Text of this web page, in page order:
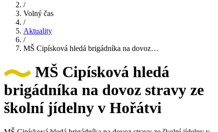
/
Volný čas
/
Aktuality
/
MŠ Cipísková hledá brigádníka na dovoz…
MŠ Cipísková hledá
brigádníka na dovoz stravy ze
školní jídelny v Hořátvi